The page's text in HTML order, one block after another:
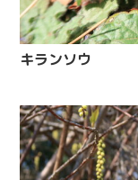
キランソウ